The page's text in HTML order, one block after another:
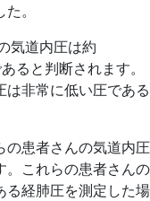
。
気道内圧は約
ると判断されます。
非常に低い圧である
の患者さんの気道内圧
。これらの患者さんの
る経肺圧を測定した場